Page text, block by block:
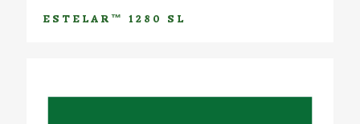
ESTELAR™ 1280 SL